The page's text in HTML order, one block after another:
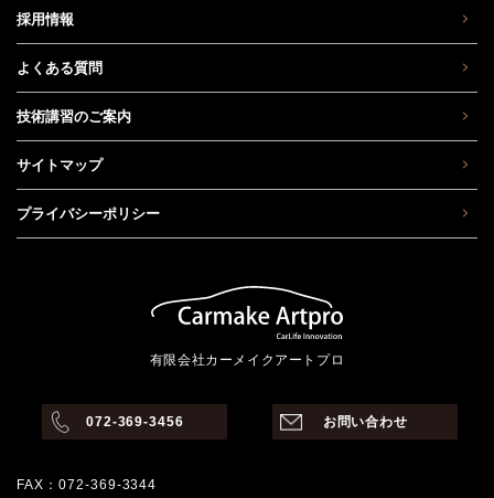
採用情報
よくある質問
技術講習のご案内
サイトマップ
プライバシーポリシー
有限会社カーメイクアートプロ
072-369-3456 お問い合わせ
FAX：072-369-3344